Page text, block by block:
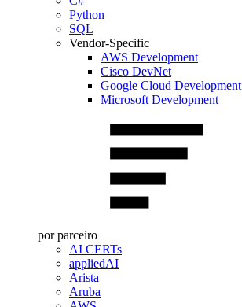
Python
SQL
Vendor-Specific
AWS Development
Cisco DevNet
Google Cloud Development
Microsoft Development
por parceiro
AI CERTs
appliedAI
Arista
Aruba